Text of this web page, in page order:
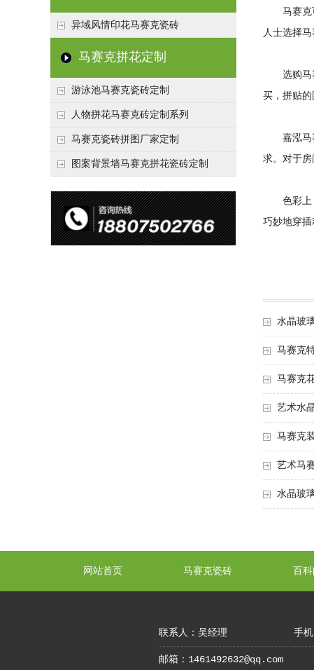
异域风情印花马赛克瓷砖
马赛克拼花定制
游泳池马赛克瓷砖定制
人物拼花马赛克砖定制系列
马赛克瓷砖拼图厂家定制
图案背景墙马赛克拼花瓷砖定制
马赛克可
人士选择
选购马赛
买，拼贴的
嘉泓马赛
求。对于房
色彩上，
巧妙地穿插
水晶玻
马赛克
马赛克
艺术水
马赛克
艺术马
水晶玻
网站首页 马赛克瓷砖 百
联系人：吴经理 手
邮箱：1461492632@qq.com